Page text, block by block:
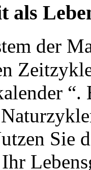
als
der
Sie